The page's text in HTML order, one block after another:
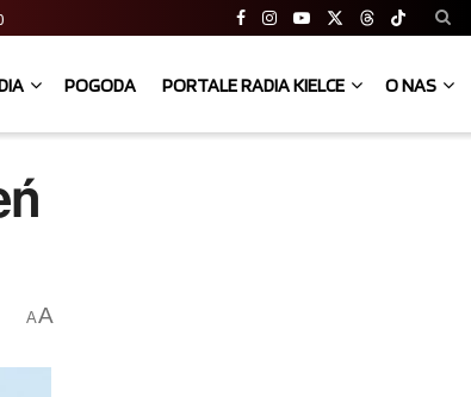
20
POGODA PORTALE RADIA KIELCE O NAS
AA